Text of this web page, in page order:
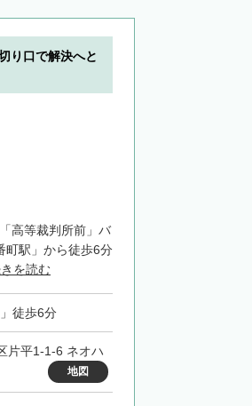
り口で解決へと
高等裁判所前」バ
町駅」から徒歩6分
を読む
徒歩6分
片平1-1-6 ネオハ
地図